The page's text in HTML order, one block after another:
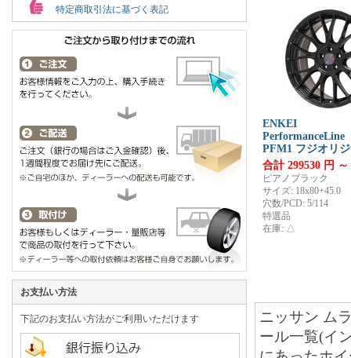
特定商取引法に基づく表記
お支払い方法
下記のお支払い方法がご利用いただけます
ENKEI
PerformanceLine
PFM1 フジオリ
合計 299530 円 ～
ピアノブラック
サイズ: 18x80+45.0
穴数/PCD: 5/114
特選品
在庫: △
ニッサン ム
ール一覧(イ